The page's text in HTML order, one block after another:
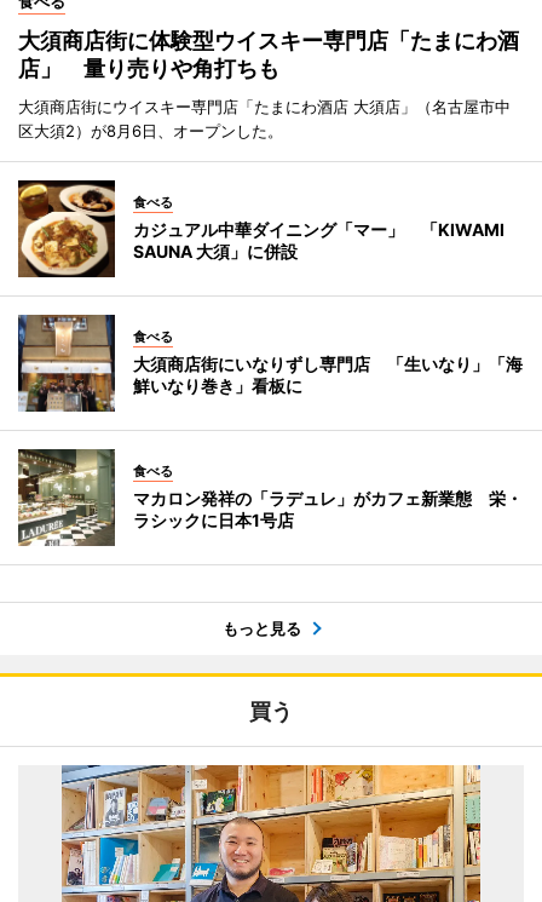
大須商店街に体験型ウイスキー専門店「たまにわ酒
店」 量り売りや角打ちも
大須商店街にウイスキー専門店「たまにわ酒店 大須店」（名古屋市中
区大須2）が8月6日、オープンした。
食べる
カジュアル中華ダイニング「マー」 「KIWAMI
SAUNA 大須」に併設
食べる
大須商店街にいなりずし専門店 「生いなり」「海
鮮いなり巻き」看板に
食べる
マカロン発祥の「ラデュレ」がカフェ新業態 栄・
ラシックに日本1号店
もっと見る
買う